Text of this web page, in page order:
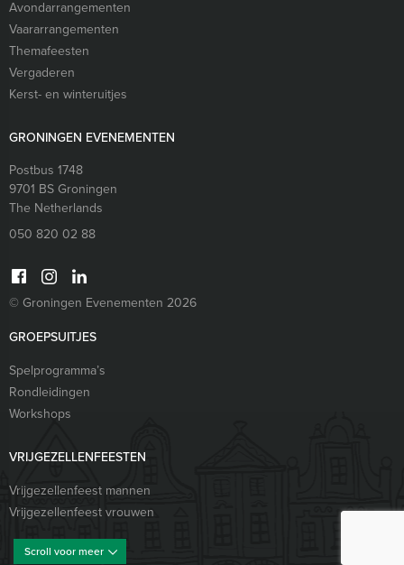
Scroll voor meer
Avondarrangementen
Vaararrangementen
Themafeesten
Vergaderen
Kerst- en winteruitjes
GRONINGEN EVENEMENTEN
Postbus 1748
9701 BSGroningen
The Netherlands
050 820 02 88
© Groningen Evenementen 2026
GROEPSUITJES
Spelprogramma’s
Rondleidingen
Workshops
VRIJGEZELLENFEESTEN
Vrijgezellenfeest mannen
Vrijgezellenfeest vrouwen